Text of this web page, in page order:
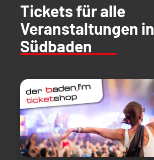
Tickets für alle
Veranstaltungen in
Südbaden